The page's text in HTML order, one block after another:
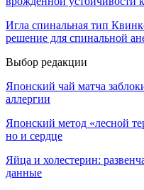
Игла спинальная тип
решение для спинальной
Выбор редакции
Японский чай матча
аллергии
Японский метод «лесной
но и сердце
Яйца и холестерин:
данные